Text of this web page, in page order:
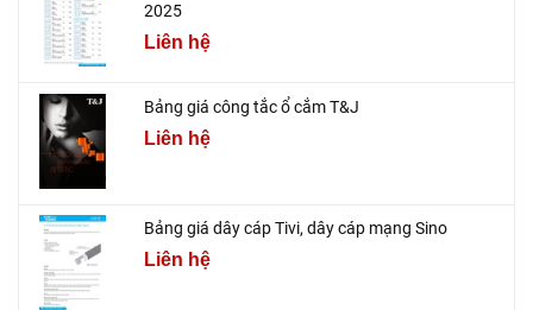
2025
Liên hệ
Bảng giá công tắc ổ cắm T&J
Liên hệ
Bảng giá dây cáp Tivi, dây cáp mạng Sino
Liên hệ